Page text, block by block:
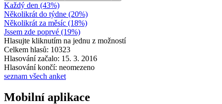
Každý den (43%)
Několikrát do týdne (20%)
Několikrát za měsíc (18%)
Jssem zde poprvé (19%)
Hlasujte kliknutím na jednu z možností
Celkem hlasů: 10323
Hlasování začalo: 15. 3. 2016
Hlasování končí: neomezeno
seznam všech anket
Mobilní aplikace